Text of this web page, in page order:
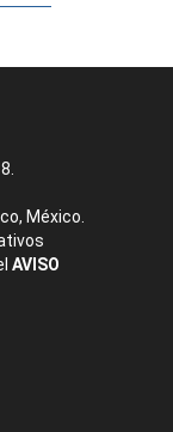
México.
AVISO